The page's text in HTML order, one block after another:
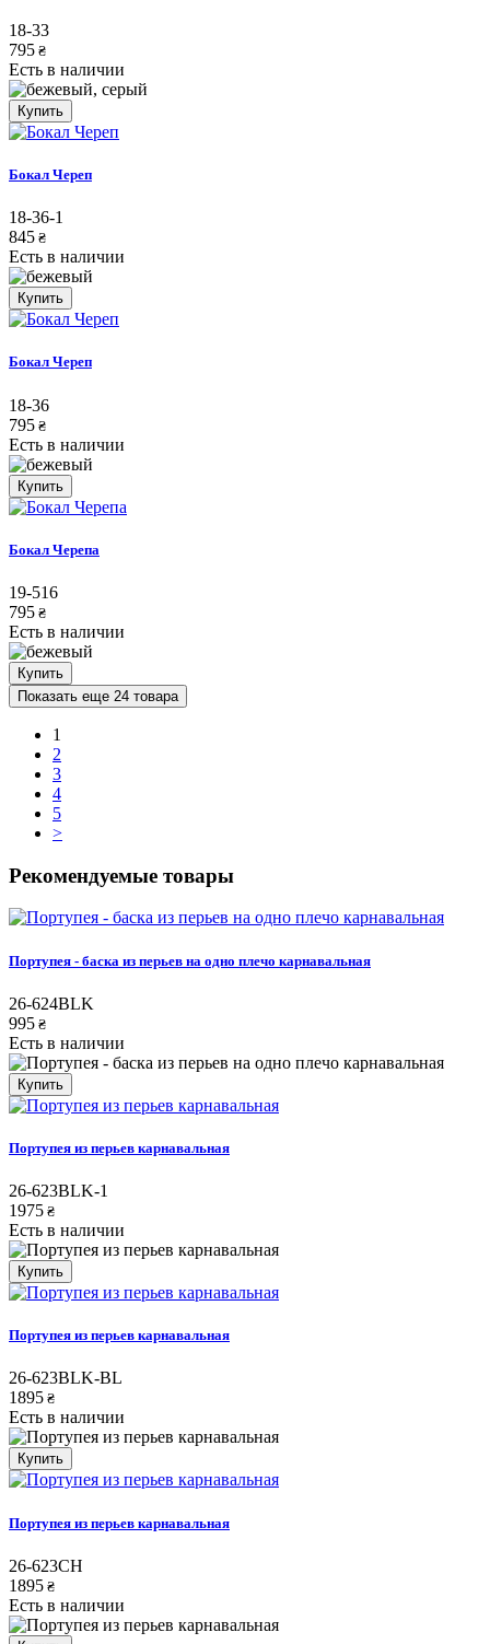
18-33
795 ₴
Есть в наличии
Купить
Бокал Череп
18-36-1
845 ₴
Есть в наличии
Купить
Бокал Череп
18-36
795 ₴
Есть в наличии
Купить
Бокал Черепа
19-516
795 ₴
Есть в наличии
Купить
Показать еще 24 товара
1
2
3
4
5
>
Рекомендуемые товары
Портупея - баска из перьев на одно плечо карнавальная
26-624BLK
995 ₴
Есть в наличии
Купить
Портупея из перьев карнавальная
26-623BLK-1
1975 ₴
Есть в наличии
Купить
Портупея из перьев карнавальная
26-623BLK-BL
1895 ₴
Есть в наличии
Купить
Портупея из перьев карнавальная
26-623CH
1895 ₴
Есть в наличии